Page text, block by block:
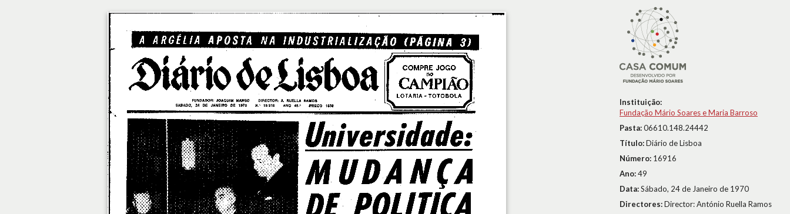
Instituição:
Fundação Mário Soares e Maria Barroso
Pasta:06610.148.24442
Título:Diário de Lisboa
Número: 16916
Ano:49
Data:Sábado, 24 de Janeiro de 1970
Directores:Director: António Ruella Ramos